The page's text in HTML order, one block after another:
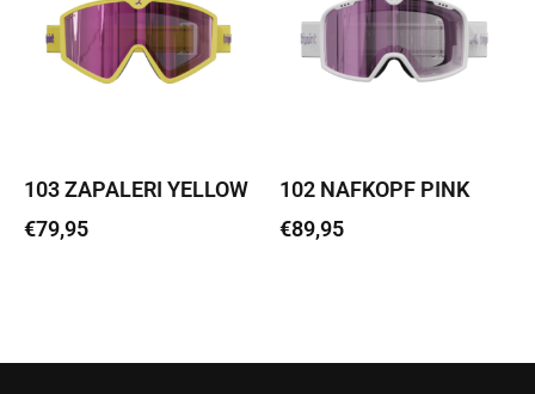
103 ZAPALERI YELLOW
€79,95
102 NAFKOPF PINK
€89,95